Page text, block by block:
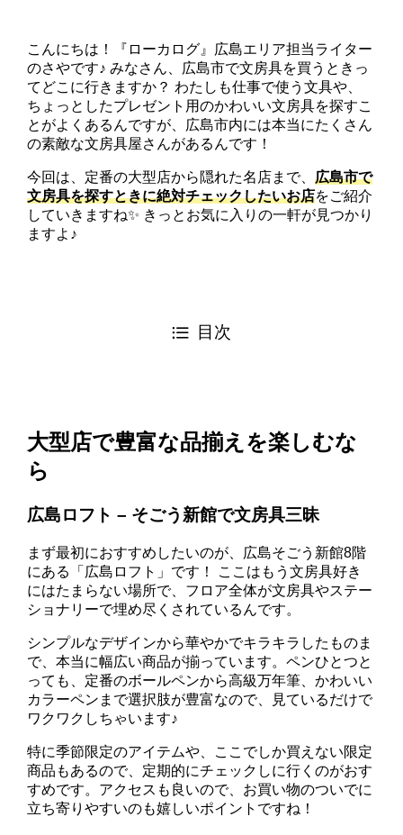
こんにちは！『ローカログ』広島エリア担当ライター
のさやです♪ みなさん、広島市で文房具を買うときっ
てどこに行きますか？ わたしも仕事で使う文具や、
ちょっとしたプレゼント用のかわいい文房具を探すこ
とがよくあるんですが、広島市内には本当にたくさん
の素敵な文房具屋さんがあるんです！
今回は、定番の大型店から隠れた名店まで、広島市で
文房具を探すときに絶対チェックしたいお店をご紹介
していきますね✨ きっとお気に入りの一軒が見つかり
ますよ♪
目次
大型店で豊富な品揃えを楽しむな
ら
広島ロフト – そごう新館で文房具三昧
まず最初におすすめしたいのが、広島そごう新館8階
にある「広島ロフト」です！ ここはもう文房具好き
にはたまらない場所で、フロア全体が文房具やステー
ショナリーで埋め尽くされているんです。
シンプルなデザインから華やかでキラキラしたものま
で、本当に幅広い商品が揃っています。ペンひとつと
っても、定番のボールペンから高級万年筆、かわいい
カラーペンまで選択肢が豊富なので、見ているだけで
ワクワクしちゃいます♪
特に季節限定のアイテムや、ここでしか買えない限定
商品もあるので、定期的にチェックしに行くのがおす
すめです。アクセスも良いので、お買い物のついでに
立ち寄りやすいのも嬉しいポイントですね！